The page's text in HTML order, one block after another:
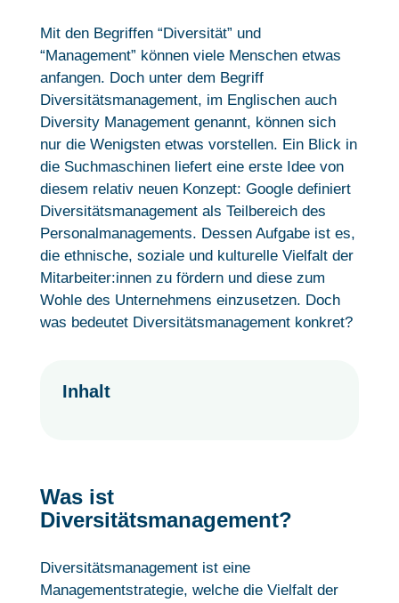
Mit den Begriffen “Diversität” und
“Management” können viele Menschen etwas
anfangen. Doch unter dem Begriff
Diversitätsmanagement, im Englischen auch
Diversity Management genannt, können sich
nur die Wenigsten etwas vorstellen. Ein Blick in
die Suchmaschinen liefert eine erste Idee von
diesem relativ neuen Konzept: Google definiert
Diversitätsmanagement als Teilbereich des
Personalmanagements. Dessen Aufgabe ist es,
die ethnische, soziale und kulturelle Vielfalt der
Mitarbeiter:innen zu fördern und diese zum
Wohle des Unternehmens einzusetzen. Doch
was bedeutet Diversitätsmanagement konkret?
Inhalt
Was ist
Diversitätsmanagement?
Diversitätsmanagement ist eine
Managementstrategie, welche die Vielfalt der